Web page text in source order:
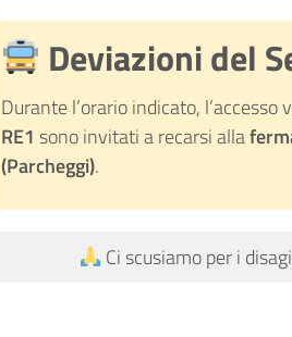
Deviazioni del
Durante l’orario indicato,
RE1 sono invitati a recarsi alla
(Parcheggi).
Ci scusiamo per i